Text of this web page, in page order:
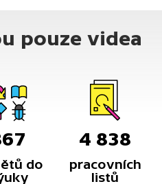
pouze videa
do
4 838
pracovních
listů